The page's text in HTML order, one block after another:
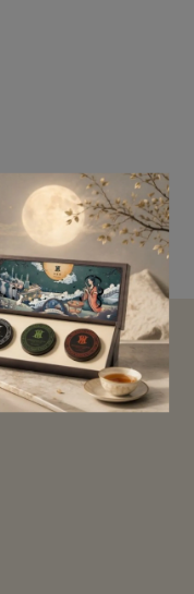
寄送方式